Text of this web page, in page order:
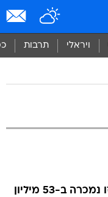
ויראלי תרבות
המכונית הזו נמכרה ב-53 מיליון